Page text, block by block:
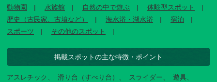
動物園
水族館 自然の中で遊ぶ
体験型スポット
歴史（古民家、古墳など）
海水浴・湖水浴
宿泊
スポーツ
その他のスポット
掲載スポットの主な特徴・ポイント
アスレチック 滑り台（すべり台） スライダー
遊具